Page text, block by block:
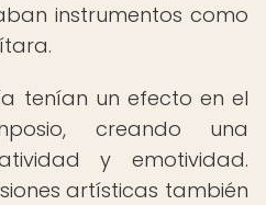
instrumentos como
tenían un efecto en el
creando una
y emotividad.
artísticas también